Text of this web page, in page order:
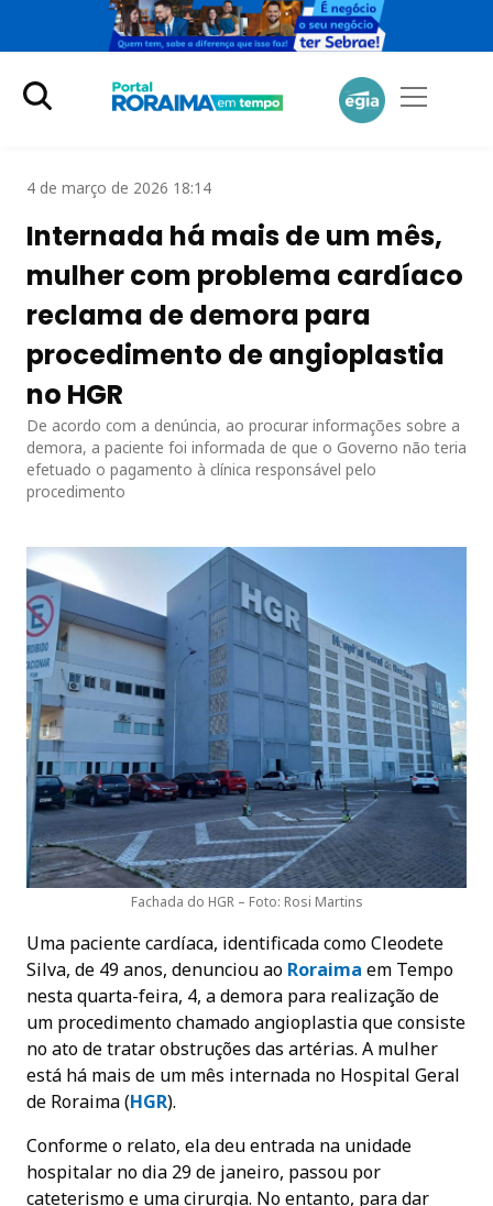
4 de março de 2026 18:14
Internada há mais de um mês,
mulher com problema cardíaco
reclama de demora para
procedimento de angioplastia
no HGR
De acordo com a denúncia, ao procurar informações sobre a
demora, a paciente foi informada de que o Governo não teria
efetuado o pagamento à clínica responsável pelo
procedimento
Fachada do HGR – Foto: Rosi Martins
Uma paciente cardíaca, identificada como Cleodete
Silva, de 49 anos, denunciou ao Roraima em Tempo
nesta quarta-feira, 4, a demora para realização de
um procedimento chamado angioplastia que consiste
no ato de tratar obstruções das artérias. A mulher
está há mais de um mês internada no Hospital Geral
de Roraima (HGR).
Conforme o relato, ela deu entrada na unidade
hospitalar no dia 29 de janeiro, passou por
cateterismo e uma cirurgia. No entanto, para dar